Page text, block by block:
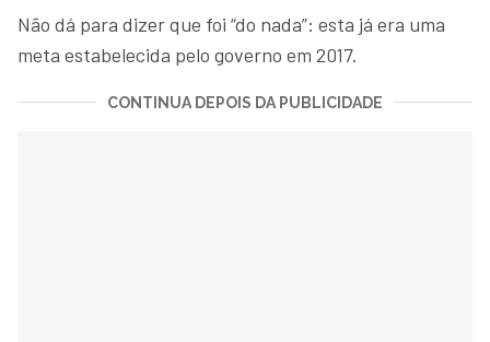
Não dá para dizer que foi “do nada”: esta já era uma
meta estabelecida pelo governo em 2017.
CONTINUA DEPOIS DA PUBLICIDADE